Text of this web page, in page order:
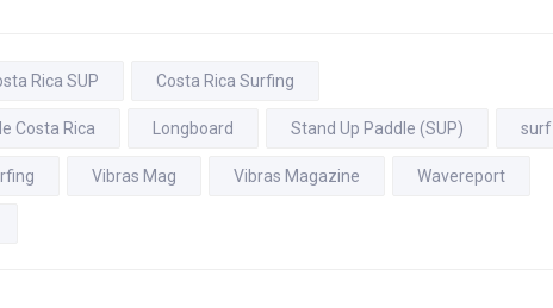
Rica SUP Costa Rica Surfing
Costa Rica Longboard Stand Up Paddle (SUP) surf
Vibras Mag Vibras Magazine Wavereport